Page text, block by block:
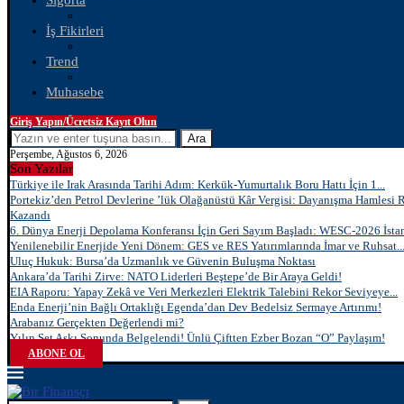
İş Fikirleri
Trend
Muhasebe
Giriş Yapın/Ücretsiz Kayıt Olun
Ara
Perşembe, Ağustos 6, 2026
Son Yazılar
Türkiye ile Irak Arasında Tarihi Adım: Kerkük-Yumurtalık Boru Hattı İçin 1...
Portekiz’den Petrol Devlerine ’lük Olağanüstü Kâr Vergisi: Dayanışma Hamlesi
Kazandı
6. Dünya Enerji Depolama Konferansı İçin Geri Sayım Başladı: WESC-2026
Yenilenebilir Enerjide Yeni Dönem: GES ve RES Yatırımlarında İmar ve Ruhsat...
Uluç Hukuk: Bursa’da Uzmanlık ve Güvenin Buluşma Noktası
Ankara’da Tarihi Zirve: NATO Liderleri Beştepe’de Bir Araya Geldi!
EIA Raporu: Yapay Zekâ ve Veri Merkezleri Elektrik Talebini Rekor Seviyeye...
Enda Enerji’nin Bağlı Ortaklığı Egenda’dan Dev Bedelsiz Sermaye Artırımı!
Arabanız Gerçekten Değerlendi mi?
Yılın Set Aşkı Sonunda Belgelendi! Ünlü Çiftten Ezber Bozan “O” Paylaşım!
ABONE OL